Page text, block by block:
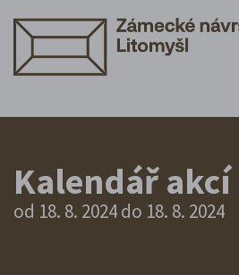
Kalendář akcí
od 18. 8. 2024 do 18. 8. 2024